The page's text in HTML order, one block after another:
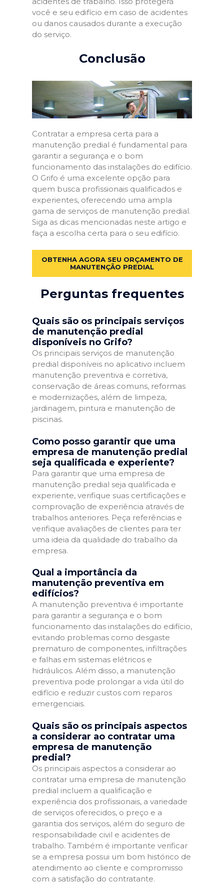
você e seu edifício em caso de acidentes
ou danos causados durante a execução
do serviço.
Conclusão
Contratar a empresa certa para a
manutenção predial é fundamental para
garantir a segurança e o bom
funcionamento das instalações do edifício.
O Grifo é uma excelente opção para
quem busca profissionais qualificados e
experientes, oferecendo uma ampla
gama de serviços de manutenção predial.
Siga as dicas mencionadas neste artigo e
faça a escolha certa para o seu edifício.
OBTENHA AGORA SEU ORÇAMENTO DE
MANUTENÇÃO PREDIAL
Perguntas frequentes
Quais são os principais serviços
de manutenção predial
disponíveis no Grifo?
Os principais serviços de manutenção
predial disponíveis no aplicativo incluem
manutenção preventiva e corretiva,
conservação de áreas comuns, reformas
e modernizações, além de limpeza,
jardinagem, pintura e manutenção de
piscinas.
Como posso garantir que uma
empresa de manutenção predial
seja qualificada e experiente?
Para garantir que uma empresa de
manutenção predial seja qualificada e
experiente, verifique suas certificações e
comprovação de experiência através de
trabalhos anteriores. Peça referências e
verifique avaliações de clientes para ter
uma ideia da qualidade do trabalho da
empresa.
Qual a importância da
manutenção preventiva em
edifícios?
A manutenção preventiva é importante
para garantir a segurança e o bom
funcionamento das instalações do edifício,
evitando problemas como desgaste
prematuro de componentes, infiltrações
e falhas em sistemas elétricos e
hidráulicos. Além disso, a manutenção
preventiva pode prolongar a vida útil do
edifício e reduzir custos com reparos
emergenciais.
Quais são os principais aspectos
a considerar ao contratar uma
empresa de manutenção
predial?
Os principais aspectos a considerar ao
contratar uma empresa de manutenção
predial incluem a qualificação e
experiência dos profissionais, a variedade
de serviços oferecidos, o preço e a
garantia dos serviços, além do seguro de
responsabilidade civil e acidentes de
trabalho. Também é importante verificar
se a empresa possui um bom histórico de
atendimento ao cliente e compromisso
com a satisfação do contratante.